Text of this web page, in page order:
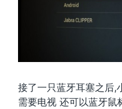
接了一只蓝牙耳塞之后,
需要电视 还可以蓝牙鼠